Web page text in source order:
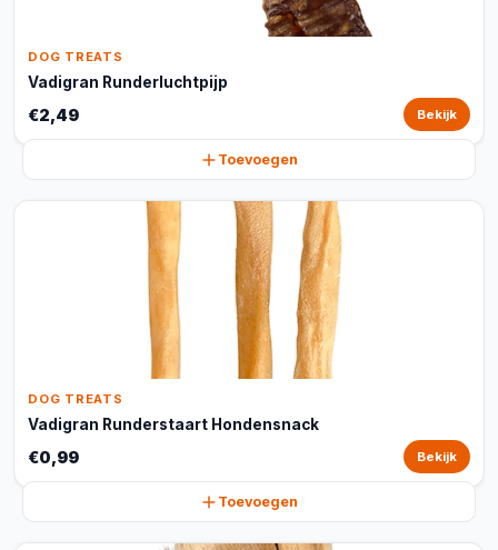
DOG TREATS
Vadigran Runderluchtpijp
€2,49 Bekijk
Toevoegen
DOG TREATS
Vadigran Runderstaart Hondensnack
€0,99 Bekijk
Toevoegen